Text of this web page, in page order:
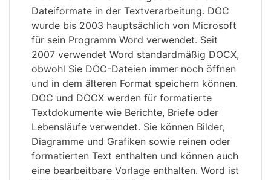
Dateiformate in der Textverarbeitung. DOC
wurde bis 2003 hauptsächlich von Microsoft
für sein Programm Word verwendet. Seit
2007 verwendet Word standardmäßig DOCX,
obwohl Sie DOC-Dateien immer noch öffnen
und in dem älteren Format speichern können.
DOC und DOCX werden für formatierte
Textdokumente wie Berichte, Briefe oder
Lebensläufe verwendet. Sie können Bilder,
Diagramme und Grafiken sowie reinen oder
formatierten Text enthalten und können auch
eine bearbeitbare Vorlage enthalten. Word ist